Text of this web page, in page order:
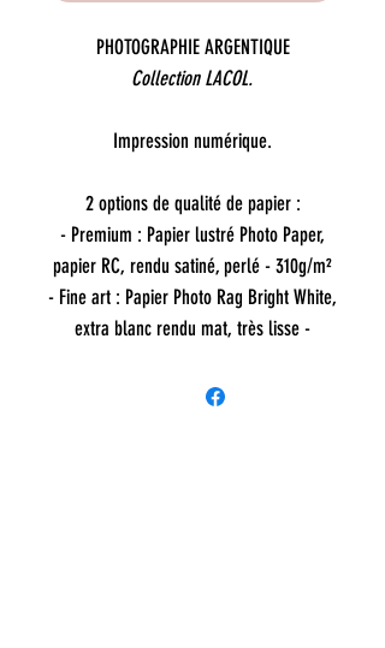
PHOTOGRAPHIE ARGENTIQUE
Collection LACOL.
Impression numérique.
2 options de qualité de papier :
- Premium : Papier lustré Photo Paper,
papier RC, rendu satiné, perlé - 310g/m²
- Fine art : Papier Photo Rag Bright White,
extra blanc rendu mat, très lisse -